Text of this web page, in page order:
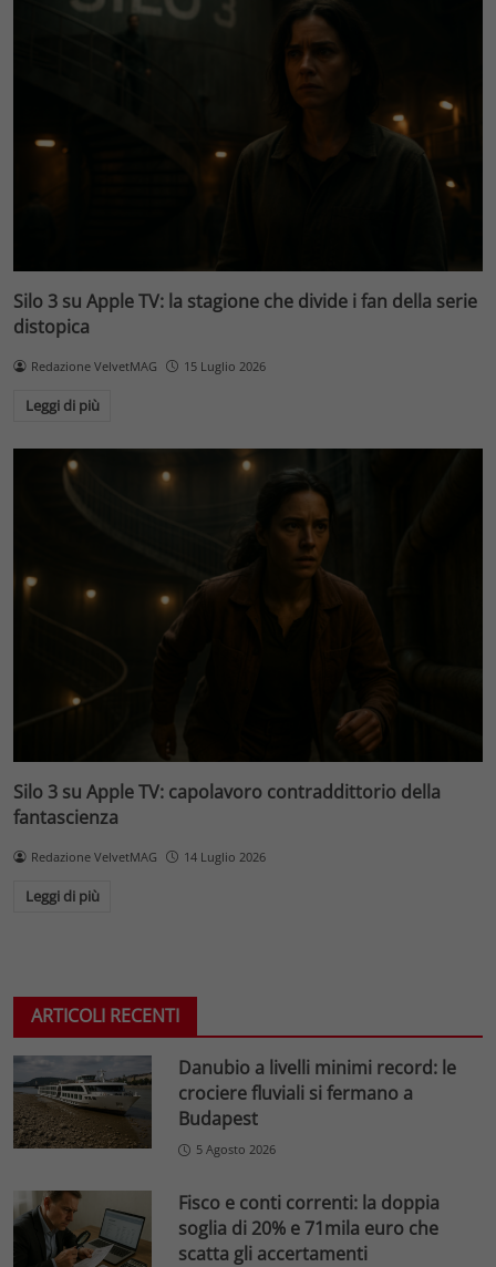
Silo 3 su Apple TV: la stagione che divide i fan della serie
distopica
Redazione VelvetMAG 15 Luglio 2026
Leggi di più
Silo 3 su Apple TV: capolavoro contraddittorio della
fantascienza
Redazione VelvetMAG 14 Luglio 2026
Leggi di più
ARTICOLI RECENTI
Danubio a livelli minimi record: le
crociere fluviali si fermano a
Budapest
5 Agosto 2026
Fisco e conti correnti: la doppia
soglia di 20% e 71mila euro che
scatta gli accertamenti